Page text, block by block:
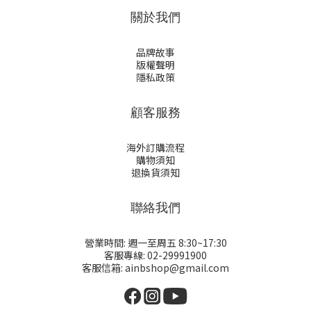
關於我們
品牌故事
版權聲明
隱私政策
顧客服務
海外訂購流程
購物須知
退換貨須知
聯絡我們
營業時間: 週一至周五 8:30~17:30
客服專線: 02-29991900
客服信箱: ainbshop@gmail.com